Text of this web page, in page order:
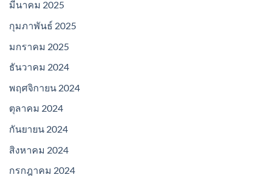
มีนาคม 2025
กุมภาพันธ์ 2025
มกราคม 2025
ธันวาคม 2024
พฤศจิกายน 2024
ตุลาคม 2024
กันยายน 2024
สิงหาคม 2024
กรกฎาคม 2024